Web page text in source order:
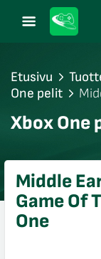
Etusivu
One pelit
Xbox One
Middle
Game Of
One
sulje
sulje